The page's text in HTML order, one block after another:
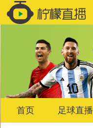
首页 足球直播